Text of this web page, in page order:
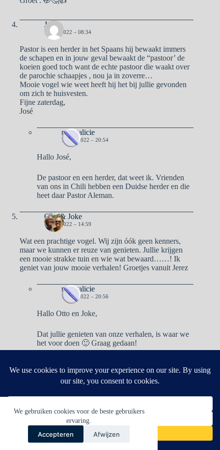
We gebruiken cookies voor de beste gebruikers
ervaring.
Accepteren Afwijzen
Jose
7 MEI 2022 – 08:34
Pastor is een herder in het Spaans hij bewaakt immers
de schapen en in jouw geval bewaakt de “pastoor’ de
koeien goed toch want de echte pastoor die waakt over
de parochie schaapjes , nou ja in zoverre…
Mooie vogel wie weet heeft hij het bij jullie gevonden
om zich te huisvesten.
Fijne zaterdag,
José
naargalicie
7 MEI 2022 – 20:54
Hallo José,
De pastoor en een herder, dat weet ik. Vrienden
van ons in Chili hebben een Duidse herder en die
heet daar Pastor Aleman.
Otto & Joke
7 MEI 2022 – 14:59
Wat een prachtige vogel. Wij zijn óók geen kenners,
maar we kunnen er reuze van genieten. Jullie krijgen
een mooie strakke tuin en wie wat bewaard……! Ik
geniet van jouw mooie verhalen! Groetjes vanuit Jerez
naargalicie
7 MEI 2022 – 20:56
Hallo Otto en Joke,
Dat jullie genieten van onze verhalen, is waar we
het voor doen 🙂 Graag gedaan!
Reacties zijn gesloten.